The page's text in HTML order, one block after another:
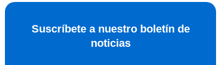
Suscríbete a nuestro boletín de
noticias